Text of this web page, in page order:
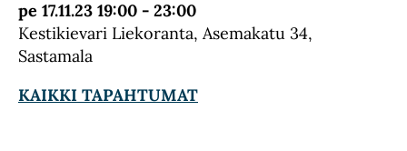
pe 17.11.23 19:00 - 23:00
Kestikievari Liekoranta, Asemakatu 34,
Sastamala
KAIKKI TAPAHTUMAT